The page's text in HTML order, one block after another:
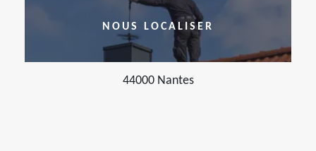
NOUS LOCALISER
44000 Nantes